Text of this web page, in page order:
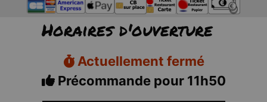
Horaires d'ouverture
Actuellement fermé
Précommande pour 11h50